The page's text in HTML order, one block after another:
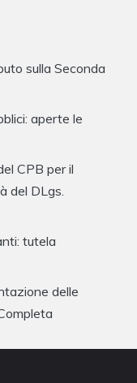
sulla Seconda
aperte le
CPB per il
del DLgs.
tutela
delle